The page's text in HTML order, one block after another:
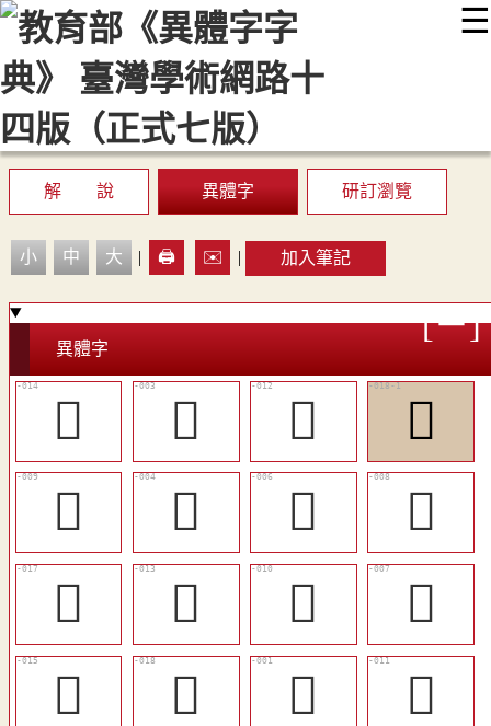
☰
::: 最新消息 常見問題 編輯說明
顯示模式
網站導覽
解 說 異體字 研訂瀏覽
小 中 大 | 🖨️ ✉️ | 加入筆記
異體字
󲔒 𢫼 󲔐
𢭒
󲔍
𢮞 󲔊
󲔌
󲔔
󲔑 󲔎
󲔋
󲔓
󲔕 𢸪
󲔏